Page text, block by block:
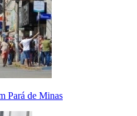
Pará de Minas